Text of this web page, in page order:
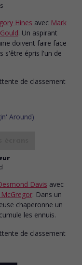
Hines avec Mark
. Un aspirant
doivent faire face
s'être épris l'un de
Davis avec
McGregor. Dans un
chaperonne un
les ennuis.